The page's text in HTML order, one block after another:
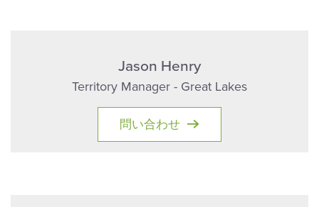
Jason Henry
Territory Manager - Great Lakes
問い合わせ